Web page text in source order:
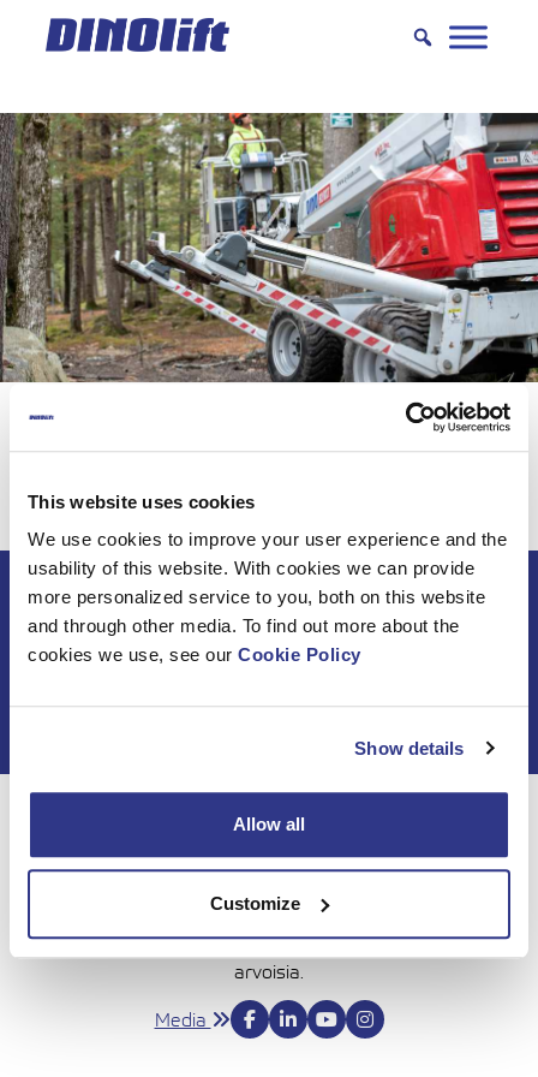
This website uses cookies
We use cookies to improve your user experience and the
usability of this website. With cookies we can provide
more personalized service to you, both on this website
and through other media. To find out more about the
cookies we use, see our Cookie Policy
Show details
Allow all
Customize
Hyppää
sisältöön
11 vinkkiä oikeiden lisävarusteiden
Tilaa DINO-uutiskirje
Yli 50 vuoden ajan Dinolift on varmistanut, että voit tehdä
työsi luottavaisin mielin. Yhä edelleen rehellinen ja
sinua pääsemään DINO-nostimen avulla uusiin korkeuksiin.
Kiitos luottamuksestasi, haluamme jatkossakin olla sen
arvoisia.
Media